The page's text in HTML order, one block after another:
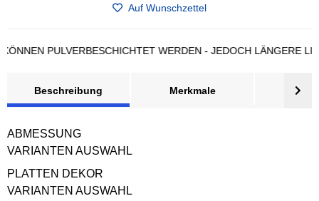
Auf Wunschzettel
PULVERBESCHICHTET WERDEN - JEDOCH LÄNGERE
Beschreibung Merkmale
ABMESSUNG
VARIANTEN AUSWAHL
PLATTEN DEKOR
VARIANTEN AUSWAHL